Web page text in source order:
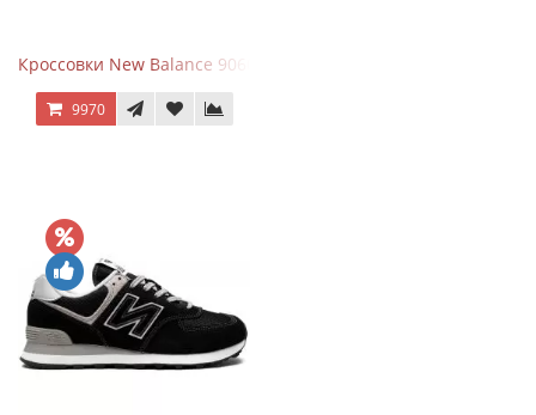
Кроссовки New Balance 9060 Rain Cloud Grey
9970